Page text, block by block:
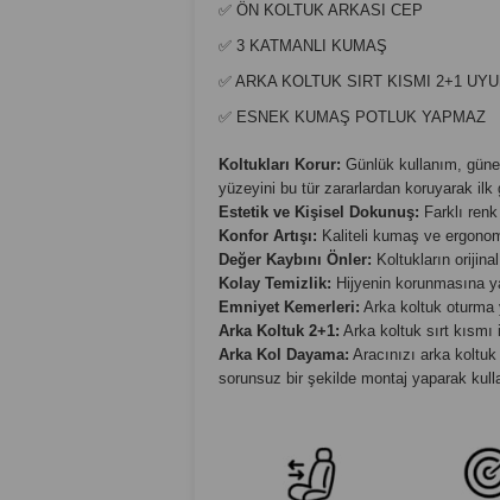
✅ ÖN KOLTUK ARKASI CEP
✅ 3 KATMANLI KUMAŞ
✅ ARKA KOLTUK SIRT KISMI 2+1
✅ ESNEK KUMAŞ POTLUK YAPMAZ
Koltukları Korur: Günlük kullanım,
yüzeyini bu tür zararlardan koruyarak ilk
Estetik ve Kişisel Dokunuş: Farklı
Konfor Artışı: Kaliteli kumaş ve
Değer Kaybını Önler: Koltukların
Kolay Temizlik: Hijyenin korunmasına
Emniyet Kemerleri: Arka koltuk oturma
Arka Koltuk 2+1: Arka koltuk sırt
Arka Kol Dayama: Aracınızı arka
sorunsuz bir şekilde montaj yaparak